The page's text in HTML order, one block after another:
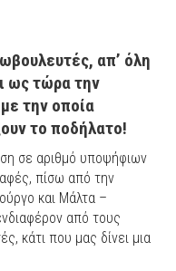
απ’ όλη
ως τώρα την
την οποία
το ποδήλατο!
σε αριθμό υποψήφιων
πίσω από την
και Μάλτα –
από τους
κάτι που μας δίνει μια